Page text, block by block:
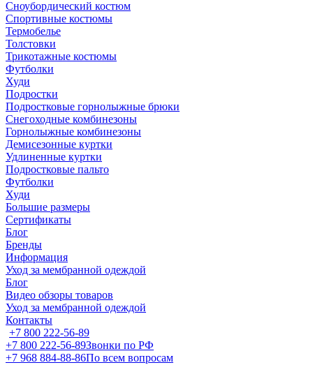
Сноубордический костюм
Спортивные костюмы
Термобелье
Толстовки
Трикотажные костюмы
Футболки
Худи
Подростки
Подростковые горнолыжные брюки
Снегоходные комбинезоны
Горнолыжные комбинезоны
Демисезонные куртки
Удлиненные куртки
Подростковые пальто
Футболки
Худи
Большие размеры
Сертификаты
Блог
Бренды
Информация
Уход за мембранной одеждой
Блог
Видео обзоры товаров
Уход за мембранной одеждой
Контакты
+7 800 222-56-89
+7 800 222-56-89Звонки по РФ
+7 968 884-88-86По всем вопросам